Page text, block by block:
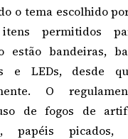
o tema escolhido
permitidos
estão bandeiras,
e LEDs, desde
O
de fogos de
papéis picados,